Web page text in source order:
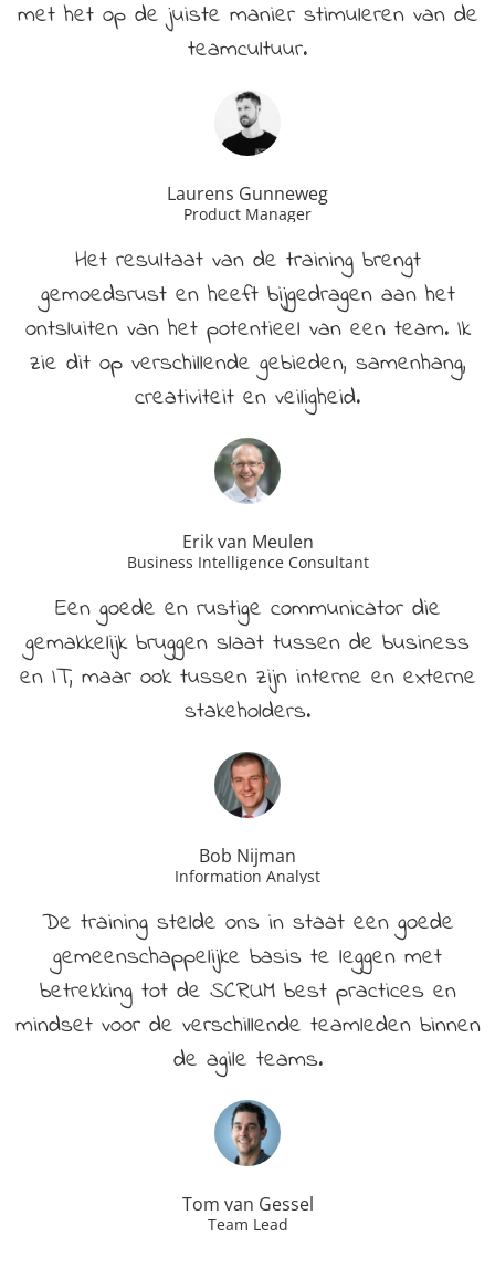
met het op de juiste manier stimuleren van de
teamcultuur.
Laurens Gunneweg
Product Manager
Het resultaat van de training brengt
gemoedsrust en heeft bijgedragen aan het
ontsluiten van het potentieel van een team. Ik
zie dit op verschillende gebieden, samenhang,
creativiteit en veiligheid.
Erik van Meulen
Business Intelligence Consultant
Een goede en rustige communicator die
gemakkelijk bruggen slaat tussen de business
en IT, maar ook tussen zijn interne en externe
stakeholders.
Bob Nijman
Information Analyst
De training stelde ons in staat een goede
gemeenschappelijke basis te leggen met
betrekking tot de SCRUM best practices en
mindset voor de verschillende teamleden binnen
de agile teams.
Tom van Gessel
Team Lead